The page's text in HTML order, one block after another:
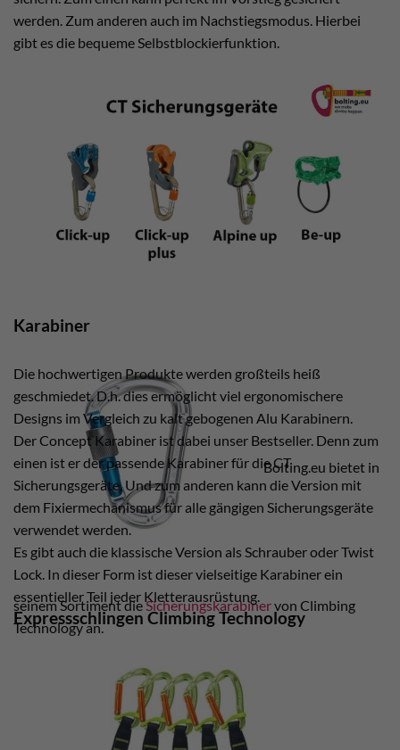
werden. Zum anderen auch im Nachstiegsmodus. Hierbei
gibt es die bequeme Selbstblockierfunktion.
Karabiner
Bolting.eu bietet in
seinem Sortiment dieSicherungskarabinervon Climbing
Technology an.
Die hochwertigen Produkte werden großteils heiß
geschmiedet. D.h. dies ermöglicht viel ergonomischere
Designs im Vergleich zu kalt gebogenen Alu Karabinern.
Der Concept Karabiner ist dabei unser Bestseller. Denn zum
einen ist er der passende Karabiner für die CT
Sicherungsgeräte. Und zum anderen kann die Version mit
dem Fixiermechanismus für alle gängigen Sicherungsgeräte
verwendet werden.
Es gibt auch die klassische Version als Schrauber oder Twist
Lock. In dieser Form ist dieser vielseitige Karabiner ein
essentieller Teil jeder Kletterausrüstung.
Expressschlingen Climbing Technology